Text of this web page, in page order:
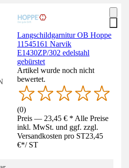
Langschildgarnitur OB Hoppe
11545161 Narvik
E1430ZP/302 edelstahl
gebürstet
Artikel wurde noch nicht
bewertet.
(0)
Preis — 23,45 € * Alle Preise
inkl. MwSt. und ggf. zzgl.
Versandkosten pro ST23,45
€*/ ST